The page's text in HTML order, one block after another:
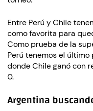
Entre Perú y Chile
como favorita para
Como prueba de la
Perú tenemos el
donde Chile ganó con
0.
Argentina